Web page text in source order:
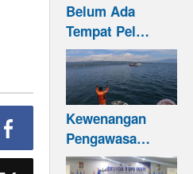
Belum Ada
Tempat Pel…
Kewenangan
Pengawasa…